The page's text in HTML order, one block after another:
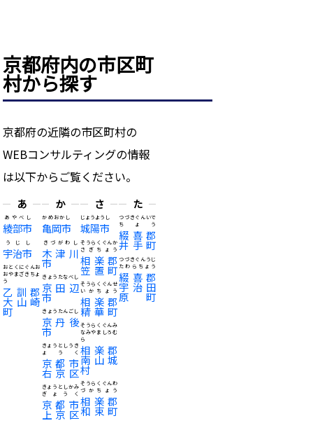
京都府内の市区町
村から探す
京都府の近隣の市区町村の
WEBコンサルティングの情報
は以下からご覧ください。
あ
綾部市
あやべし
宇治市
うじし
乙訓郡
大山崎
町
おとくにぐんお
おやまざきちょ
う
か
亀岡市
かめおかし
木津川
市
きづがわし
京田辺
市
きょうたなべし
京丹後
市
きょうたんごし
京都市
右京区
きょうとしうき
ょうく
京都市
上京区
きょうとしかみ
ぎょうく
さ
城陽市
じょうようし
相楽郡
笠置町
そうらくぐんか
さぎちょう
相楽郡
精華町
そうらくぐんせ
いかちょう
相楽郡
南山城
村
そうらくぐんみ
なみやましろむ
ら
相楽郡
和束町
そうらくぐんわ
づかちょう
た
綴喜郡
井手町
つづきぐんいで
ちょう
綴喜郡
宇治田
原町
つづきぐんうじ
たわらちょう